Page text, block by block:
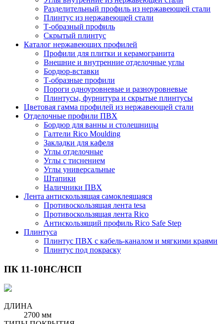
Разделительный профиль из нержавеющей стали
Плинтус из нержавеющей стали
Т-образный профиль
Скрытый плинтус
Каталог нержавеющих профилей
Профили для плитки и керамогранита
Внешние и внутренние отделочные углы
Бордюр-вставки
Т-образные профили
Пороги одноуровневые и разноуровневые
Плинтусы, фурнитура и скрытые плинтусы
Цветовая гамма профилей из нержавеющей стали
Отделочные профили ПВХ
Бордюр для ванны и столешницы
Галтели Rico Moulding
Закладки для кафеля
Углы отделочные
Углы с тиснением
Углы универсальные
Штапики
Наличники ПВХ
Лента антискользящая самоклеящаяся
Противоскользящая лента tesa
Противоскользящая лента Rico
Антискользящий профиль Rico Safe Step
Плинтуса
Плинтус ПВХ с кабель-каналом и мягкими краями
Плинтус под покраску
ПК 11-10НС/НСП
ДЛИНА
2700 мм